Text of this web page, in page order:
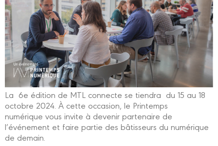
La 6e édition de MTL connecte se tiendra du 15 au 18
octobre 2024. À cette occasion, le Printemps
numérique vous invite à devenir partenaire de
l’événement et faire partie des bâtisseurs du numérique
de demain.